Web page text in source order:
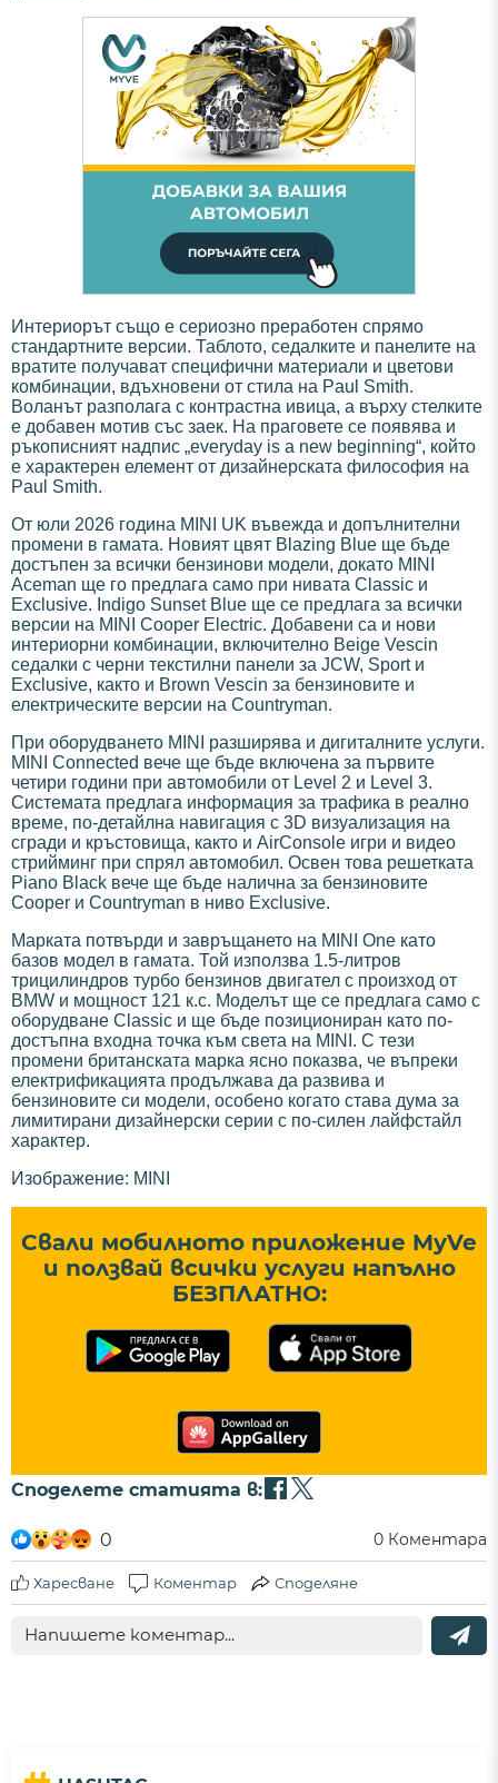
Интериорът също е сериозно преработен спрямо
стандартните версии. Таблото, седалките и панелите на
вратите получават специфични материали и цветови
комбинации, вдъхновени от стила на Paul Smith.
Воланът разполага с контрастна ивица, а върху стелките
е добавен мотив със заек. На праговете се появява и
ръкописният надпис „everyday is a new beginning“, който
е характерен елемент от дизайнерската философия на
Paul Smith.
От юли 2026 година MINI UK въвежда и допълнителни
промени в гамата. Новият цвят Blazing Blue ще бъде
достъпен за всички бензинови модели, докато MINI
Aceman ще го предлага само при нивата Classic и
Exclusive. Indigo Sunset Blue ще се предлага за всички
версии на MINI Cooper Electric. Добавени са и нови
интериорни комбинации, включително Beige Vescin
седалки с черни текстилни панели за JCW, Sport и
Exclusive, както и Brown Vescin за бензиновите и
електрическите версии на Countryman.
При оборудването MINI разширява и дигиталните услуги.
MINI Connected вече ще бъде включена за първите
четири години при автомобили от Level 2 и Level 3.
Системата предлага информация за трафика в реално
време, по-детайлна навигация с 3D визуализация на
сгради и кръстовища, както и AirConsole игри и видео
стрийминг при спрял автомобил. Освен това решетката
Piano Black вече ще бъде налична за бензиновите
Cooper и Countryman в ниво Exclusive.
Марката потвърди и завръщането на MINI One като
базов модел в гамата. Той използва 1.5-литров
трицилиндров турбо бензинов двигател с произход от
BMW и мощност 121 к.с. Моделът ще се предлага само с
оборудване Classic и ще бъде позициониран като по-
достъпна входна точка към света на MINI. С тези
промени британската марка ясно показва, че въпреки
електрификацията продължава да развива и
бензиновите си модели, особено когато става дума за
лимитирани дизайнерски серии с по-силен лайфстайл
характер.
Изображение: MINI
Свали мобилното приложение MyVe
и ползвай всички услуги напълно
БЕЗПЛАТНО:
Споделете статията в:
0 0 Коментара
Харесване Коментар Споделяне